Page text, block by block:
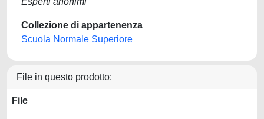
Collezione di appartenenza
Scuola Normale Superiore
File in questo prodotto:
File